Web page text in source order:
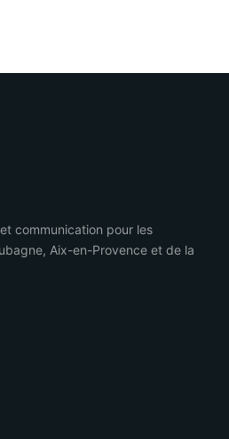
communication pour les
Aix-en-Provence et de la